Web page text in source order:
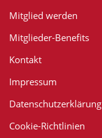
Mitglied werden
Mitglieder-Benefits
Kontakt
Impressum
Datenschutzerklärung
Cookie-Richtlinien